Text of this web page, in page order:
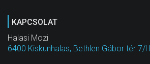
KAPCSOLAT
Halasi Mozi
6400 Kiskunhalas, Bethlen Gábor tér 7/H